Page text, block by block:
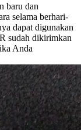
baru dan
selama berhari-
dapat digunakan
sudah dikirimkan
Anda